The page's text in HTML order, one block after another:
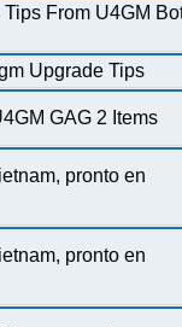
From U4GM
Upgrade Tips
GAG 2 Items
pronto en
pronto en